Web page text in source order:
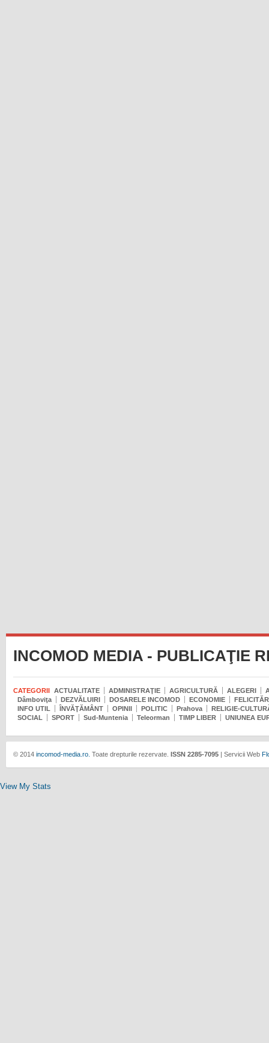
INCOMOD MEDIA - PUBLICAŢIE
CATEGORII ACTUALITATE ADMINISTRAŢIE AGRICULTURĂ ALEGERI
Dâmboviţa
DEZVĂLUIRI DOSARELE INCOMOD ECONOMIE
INFO UTIL
ÎNVĂŢĂMÂNT OPINII POLITIC Prahova
RELIGIE-
SOCIAL
SPORT Sud-Muntenia Teleorman TIMP LIBER UNIUNEA
© 2014incomod-media.ro. Toate drepturile rezervate. ISSN 2285-7095| Servicii Web
View My Stats